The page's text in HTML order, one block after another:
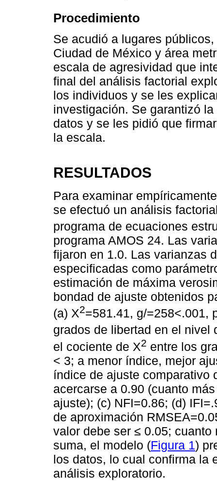
Procedimiento
Se acudió a lugares
Ciudad de México y área
escala de agresividad que
final del análisis factorial
los individuos y se les
investigación. Se garantizó
datos y se les pidió que
la escala.
RESULTADOS
Para examinar
se efectuó un análisis
programa de ecuaciones
programa AMOS 24. Las
fijaron en 1.0. Las varianzas
especificadas como
estimación de máxima
bondad de ajuste obtenidos
(a) X2=581.41, g/=258<.001,
grados de libertad en el nivel
el cociente de X2 entre los
< 3; a menor índice, mejor
índice de ajuste comparativo
acercarse a 0.90 (cuanto
ajuste); (c) NFI=0.86; (d)
de aproximación
valor debe ser ≤ 0.05;
suma, el modelo (Figura 1)
los datos, lo cual confirma la
análisis exploratorio.